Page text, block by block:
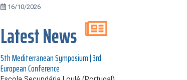
16/10/2026
Latest News
5th Mediterranean Symposium | 3rd
European Conference